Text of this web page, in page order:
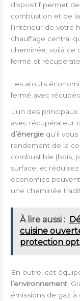
dispositif permet
combustion et de
l’intérieur de votre
chauffage central
cheminée, voilà ce
fermé et
Les atouts
fermé avec
L’un des
avec récupérateur
d’énergie qu’il
rendement de la
combustible (bois,
surface, et
économies
une cheminée
À lire aussi :
cuisine
protection
En outre, cet
l’environnement .
émissions de gaz